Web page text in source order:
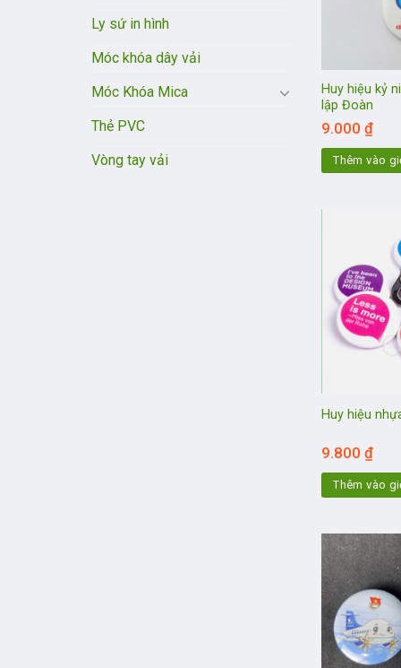
Ly sứ in hình
Móc khóa dây vải
Móc Khóa Mica
Thẻ PVC
Vòng tay vải
Huy hiệu kỷ
lập Đoàn
9.000₫
Thêm vào
Huy hiệu
9.800₫
Thêm vào